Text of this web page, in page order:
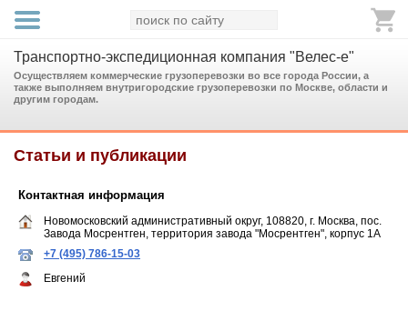
Транспортно-экспедиционная компания "Велес-е"
Осуществляем коммерческие грузоперевозки во все города России, а
также выполняем внутригородские грузоперевозки по Москве, области и
другим городам.
Статьи и публикации
Контактная информация
Новомосковский административный округ, 108820, г. Москва, пос.
Завода Мосрентген, территория завода "Мосрентген", корпус 1А
+7 (495) 786-15-03
Евгений